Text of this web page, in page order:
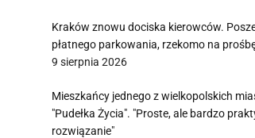
Kraków znowu dociska kierowców.
płatnego parkowania, rzekomo na
9 sierpnia 2026
Mieszkańcy jednego z wielkopolskich
"Pudełka Życia". "Proste, ale bardzo
rozwiązanie"